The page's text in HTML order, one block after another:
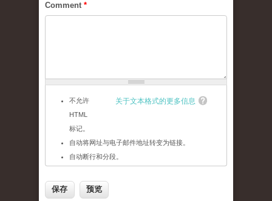
Comment *
关于文本格式的更多信息
不允许
HTML
标记。
自动将网址与电子邮件地址转变为链接。
自动断行和分段。